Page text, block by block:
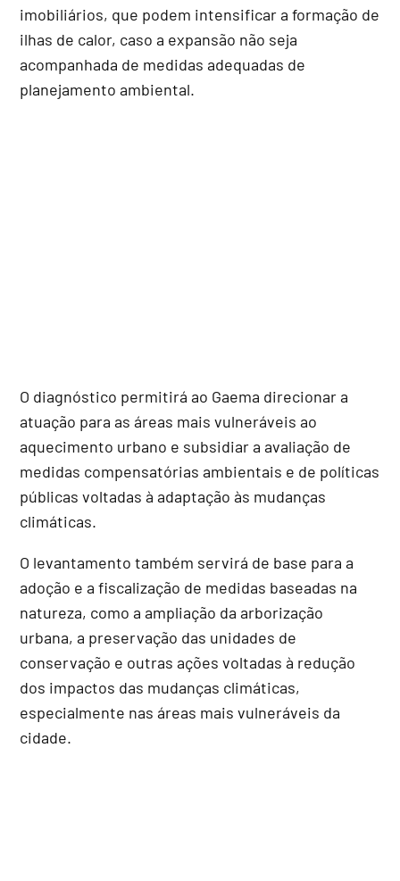
imobiliários, que podem intensificar a formação de
ilhas de calor, caso a expansão não seja
acompanhada de medidas adequadas de
planejamento ambiental.
O diagnóstico permitirá ao Gaema direcionar a
atuação para as áreas mais vulneráveis ao
aquecimento urbano e subsidiar a avaliação de
medidas compensatórias ambientais e de políticas
públicas voltadas à adaptação às mudanças
climáticas.
O levantamento também servirá de base para a
adoção e a fiscalização de medidas baseadas na
natureza, como a ampliação da arborização
urbana, a preservação das unidades de
conservação e outras ações voltadas à redução
dos impactos das mudanças climáticas,
especialmente nas áreas mais vulneráveis da
cidade.